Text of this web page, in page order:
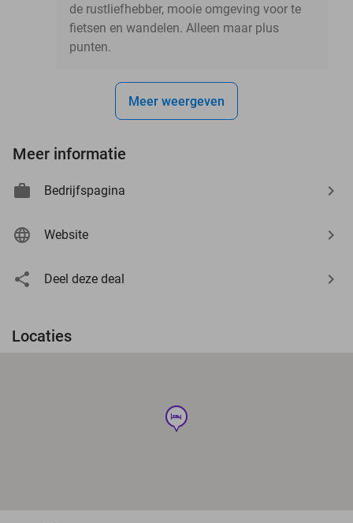
de rustliefhebber, mooie omgeving voor te
fietsen en wandelen. Alleen maar plus
punten.
Meer weergeven
Meer informatie
Bedrijfspagina
Website
Deel deze deal
Locaties
hotel